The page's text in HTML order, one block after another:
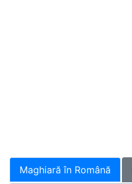
Maghiară în Română